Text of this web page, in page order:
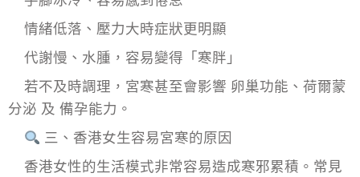
情緒低落、壓力大時症狀更明顯
代謝慢、水腫，容易變得「寒胖」
若不及時調理，宮寒甚至會影響 卵巢功能、荷爾蒙
分泌 及 備孕能力。
三、香港女生容易宮寒的原因
香港女性的生活模式非常容易造成寒邪累積。常見